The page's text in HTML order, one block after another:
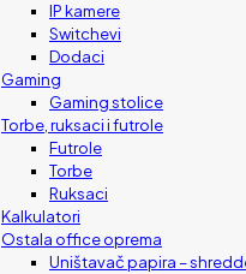
IP kamere
Switchevi
Dodaci
Gaming
Gaming stolice
Torbe, ruksaci i futrole
Futrole
Torbe
Ruksaci
Kalkulatori
Ostala office oprema
Uništavač papira –